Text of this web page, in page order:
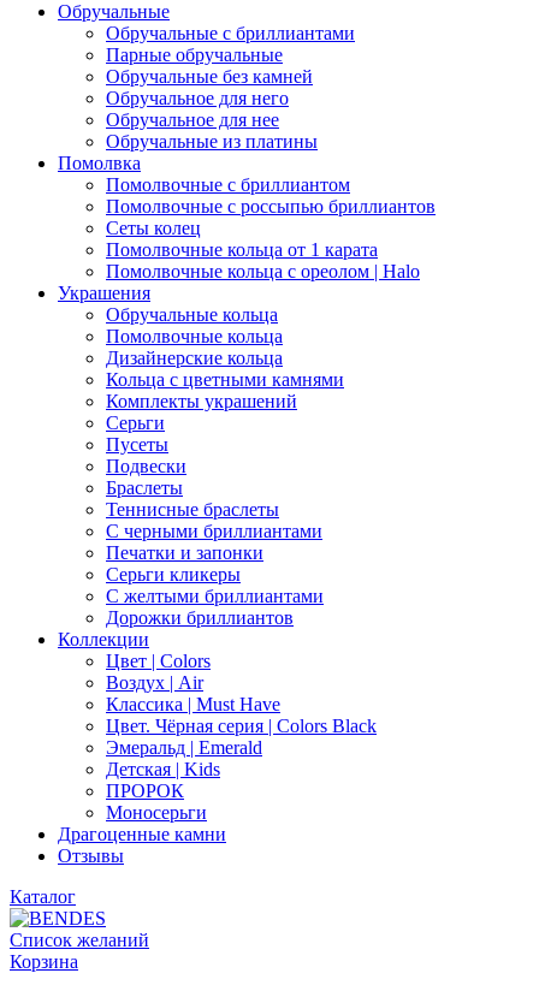
Обручальные
Обручальные с бриллиантами
Парные обручальные
Обручальные без камней
Обручальное для него
Обручальное для нее
Обручальные из платины
Помолвка
Помолвочные с бриллиантом
Помолвочные с россыпью бриллиантов
Сеты колец
Помолвочные кольца от 1 карата
Помолвочные кольца с ореолом | Halo
Украшения
Обручальные кольца
Помолвочные кольца
Дизайнерские кольца
Кольца с цветными камнями
Комплекты украшений
Серьги
Пусеты
Подвески
Браслеты
Теннисные браслеты
C черными бриллиантами
Печатки и запонки
Серьги кликеры
С желтыми бриллиантами
Дорожки бриллиантов
Коллекции
Цвет | Colors
Воздух | Air
Классика | Must Have
Цвет. Чёрная серия | Colors Black
Эмеральд | Emerald
Детская | Kids
ПРОРОК
Моносерьги
Драгоценные камни
Отзывы
Каталог
Список желаний
Корзина